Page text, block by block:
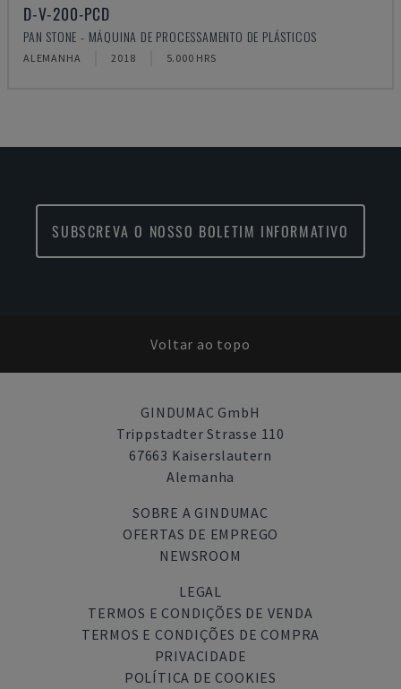
D-V-200-PCD
PAN STONE - MÁQUINA DE PROCESSAMENTO DE PLÁSTICOS
ALEMANHA 2018 5.000 HRS
SUBSCREVA O NOSSO BOLETIM INFORMATIVO
Voltar ao topo
GINDUMAC GmbH
Trippstadter Strasse 110
67663 Kaiserslautern
Alemanha
SOBRE A GINDUMAC
OFERTAS DE EMPREGO
NEWSROOM
LEGAL
TERMOS E CONDIÇÕES DE VENDA
TERMOS E CONDIÇÕES DE COMPRA
PRIVACIDADE
POLÍTICA DE COOKIES